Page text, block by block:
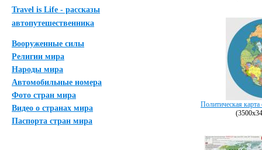
Travel is Life - рассказы
автопутешественника
Вооруженные силы
Религии мира
Народы мира
Автомобильные номера
Фото стран мира
Видео о странах мира
Паспорта стран мира
Политическая карта